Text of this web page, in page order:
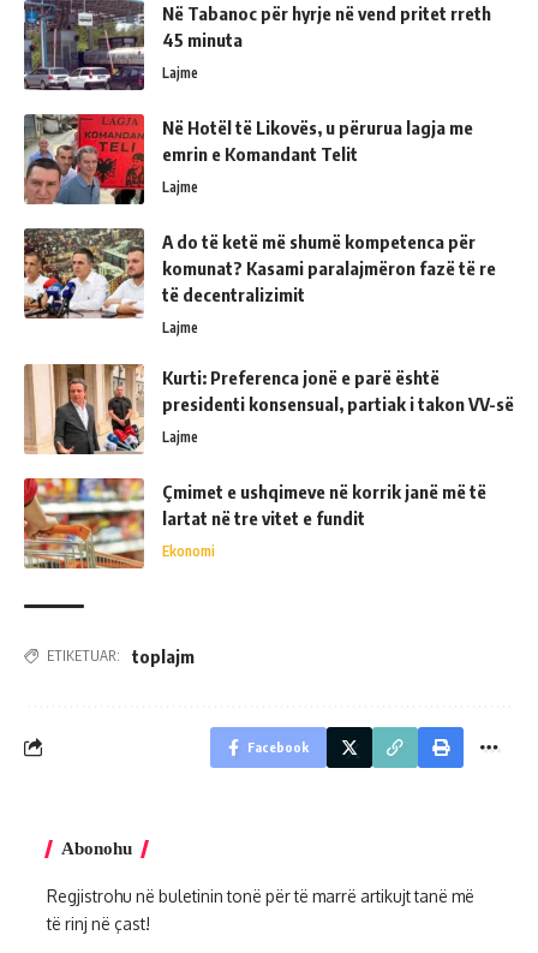
Në Tabanoc për hyrje në vend pritet rreth
45 minuta
Lajme
Në Hotël të Likovës, u përurua lagja me
emrin e Komandant Telit
Lajme
A do të ketë më shumë kompetenca për
komunat? Kasami paralajmëron fazë të re
të decentralizimit
Lajme
Kurti: Preferenca jonë e parë është
presidenti konsensual, partiak i takon VV-së
Lajme
Çmimet e ushqimeve në korrik janë më të
lartat në tre vitet e fundit
Ekonomi
ETIKETUAR: toplajm
Facebook
Abonohu
Regjistrohu në buletinin tonë për të marrë artikujt tanë më
të rinj në çast!